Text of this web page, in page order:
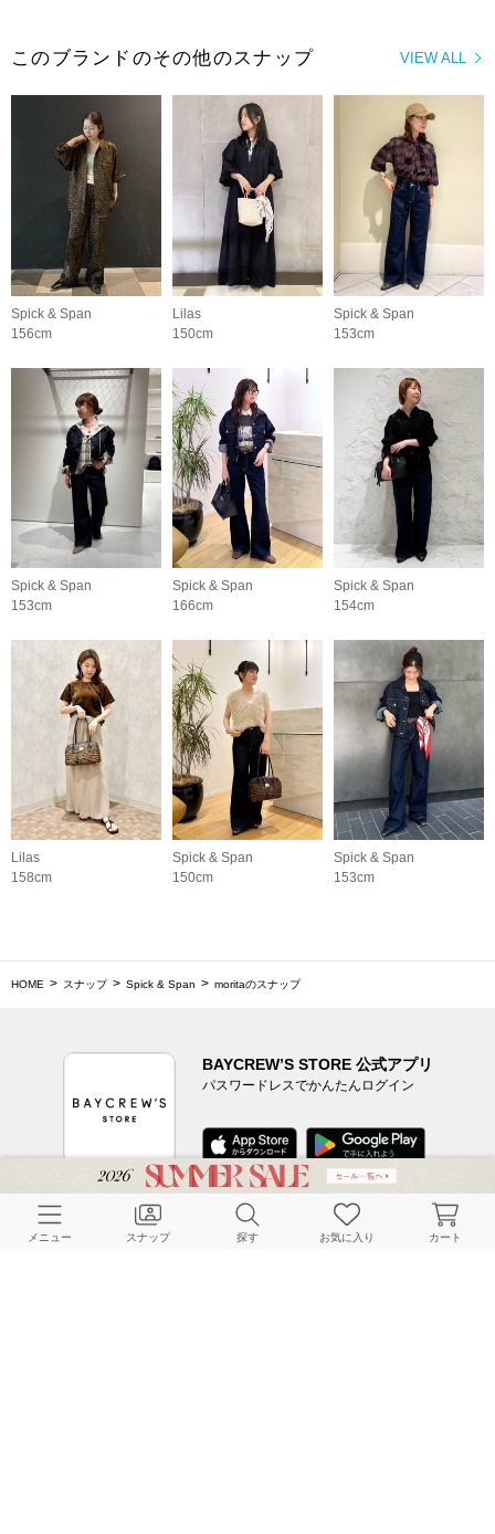
VIEW ALL
このブランドのその他のスナップ
Spick & Span
156cm
Lilas
150cm
Spick & Span
153cm
Spick & Span
153cm
Spick & Span
166cm
Spick & Span
154cm
Lilas
158cm
Spick & Span
150cm
Spick & Span
153cm
HOME スナップ Spick & Span moritaのスナップ
BAYCREW’S STORE 公式アプリ
パスワードレスでかんたんログイン
CUSTOMER SERVICE
メニュー スナップ 探す お気に入り カート